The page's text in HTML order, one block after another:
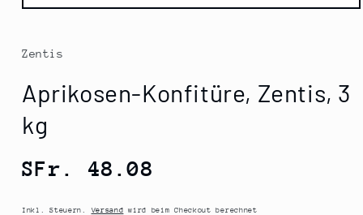
Medien
Modal
öffnen
Zentis
Aprikosen-Konfitüre, Zentis, 3
kg
Normaler
SFr. 48.08
Inkl. Steuern.Versand wird beim Checkout berechnet